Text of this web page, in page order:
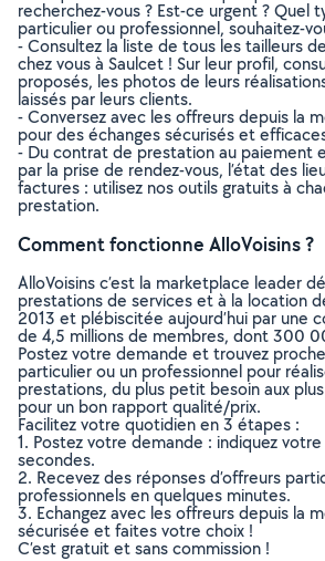
recherchez-vous ? Est-ce urgent ? Quel
particulier ou professionnel, souhaitez-
- Consultez la liste de tous les tailleurs
chez vous à Saulcet ! Sur leur profil,
proposés, les photos de leurs
laissés par leurs clients.
- Conversez avec les offreurs depuis la
pour des échanges sécurisés et
- Du contrat de prestation au paiement
par la prise de rendez-vous, l’état des
factures : utilisez nos outils gratuits à
prestation.
Comment fonctionne AlloVoisins ?
AlloVoisins c’est la marketplace leader
prestations de services et à la location
2013 et plébiscitée aujourd’hui par une
de 4,5 millions de membres, dont 300
Postez votre demande et trouvez
particulier ou un professionnel pour
prestations, du plus petit besoin aux
pour un bon rapport qualité/prix.
Facilitez votre quotidien en 3 étapes :
1. Postez votre demande : indiquez
secondes.
2. Recevez des réponses d’offreurs
professionnels en quelques minutes.
3. Echangez avec les offreurs depuis la
sécurisée et faites votre choix !
C’est gratuit et sans commission !